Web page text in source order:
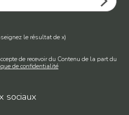
le résultat de x)
de recevoir du Contenu de la part du
de confidentialité
sociaux